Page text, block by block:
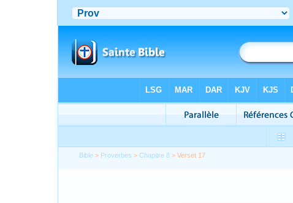
Bible > Proverbes >Chapitre 8 > Verset 17